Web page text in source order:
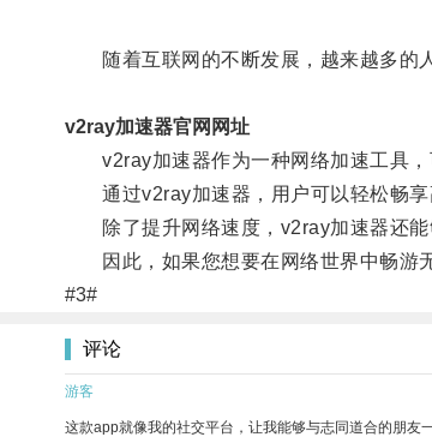
随着互联网的不断发展，越来越多的人
v2ray加速器官网网址
v2ray加速器作为一种网络加速工具，
通过v2ray加速器，用户可以轻松畅享
除了提升网络速度，v2ray加速器还能
因此，如果您想要在网络世界中畅游无
#3#
评论
游客
这款app就像我的社交平台，让我能够与志同道合的朋友一